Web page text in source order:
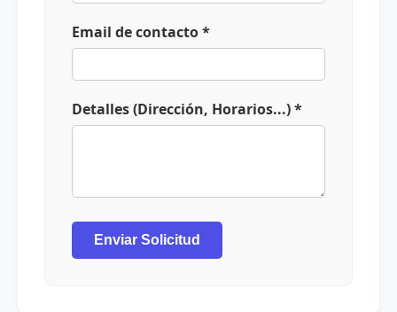
Email de contacto *
Detalles (Dirección, Horarios...) *
Enviar Solicitud